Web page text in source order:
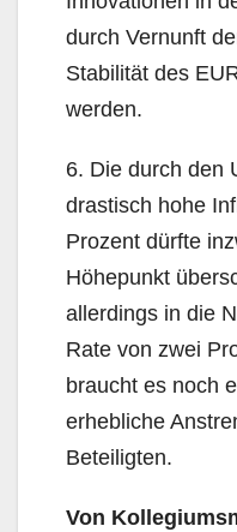
durch Vernunft
Stabilität des
werden.
6. Die durch den
drastisch hohe
Prozent dürfte
Höhepunkt
allerdings in die
Rate von zwei
braucht es noch
erhebliche
Beteiligten.
Von